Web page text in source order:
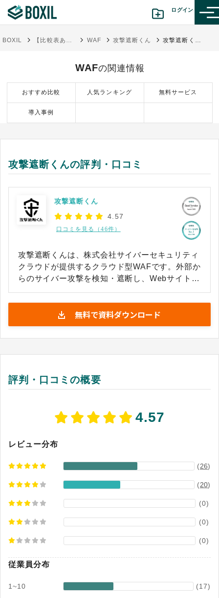
ログイン
診断から探す(β版)
記事から探す
BOXIL 【比較表あり】WAF製品の比較19選！選び方や種類も解説 WAF 攻撃遮断くん 攻撃遮断くんの評判・口コミ
WAFの関連情報
おすすめ比較 人気ランキング 無料サービス
導入事例
攻撃遮断くんの評判・口コミ
攻撃遮断くん
4.57
口コミを見る（46件）
攻撃遮断くんは、株式会社サイバーセキュリティ
クラウドが提供するクラウド型WAFです。外部か
らのサイバー攻撃を検知・遮断し、Webサイトの
徴】 ・最短1日から導入可能 ・レンタルサーバ、
オンプレミス、クラウド環境など幅広い環境に導
入可能 ・セキュリティ専門家が膨大な攻撃データ
を分析し、WAFル ール（シグネチャ）を作成・
GeoIP制限、柔軟なアクセス制御機能 ・SSL証明
の自動更新 新しい攻撃ルールの更新はサービス側
発・運用・サポートを国内で完結する国産サービ
デロイト トーマツ ミック経済研究所「外部脅威
年度」
無料で資料ダウンロード
評判・口コミの概要
4.57
レビュー分布
(26)
(20)
(0)
(0)
(0)
従業員分布
1~10 (17)